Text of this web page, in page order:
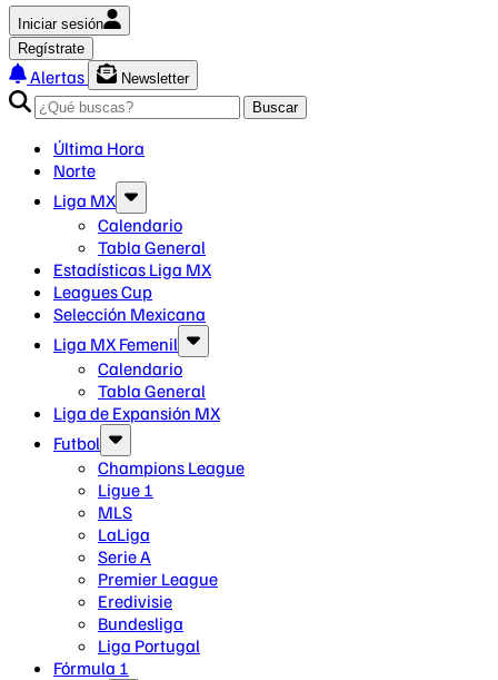
Iniciar sesión
Regístrate
Alertas
Newsletter
Buscar
Última Hora
Norte
Liga MX
Calendario
Tabla General
Estadísticas Liga MX
Leagues Cup
Selección Mexicana
Liga MX Femenil
Calendario
Tabla General
Liga de Expansión MX
Futbol
Champions League
Ligue 1
MLS
LaLiga
Serie A
Premier League
Eredivisie
Bundesliga
Liga Portugal
Fórmula 1